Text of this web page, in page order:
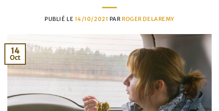
PUBLIÉ LE 14/10/2021 PAR ROGER DELAREMY
14
Oct